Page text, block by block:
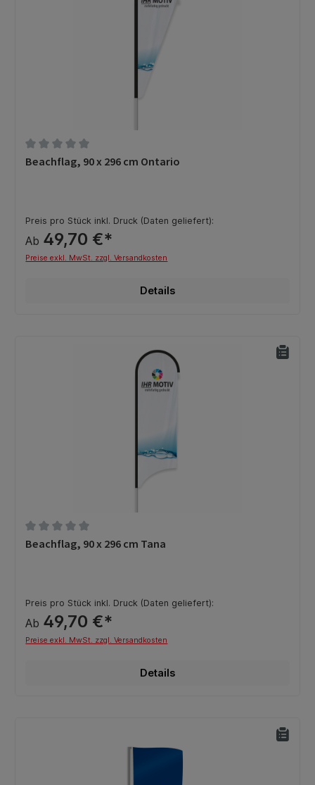
Durchschnittliche Bewertung von 0 von 5 Sternen
Beachflag, 90 x 296 cm Ontario
Preis pro Stück inkl. Druck (Daten geliefert):
Ab 49,70 €*
Preise exkl. MwSt. zzgl. Versandkosten
Details
Durchschnittliche Bewertung von 0 von 5 Sternen
Beachflag, 90 x 296 cm Tana
Preis pro Stück inkl. Druck (Daten geliefert):
Ab 49,70 €*
Preise exkl. MwSt. zzgl. Versandkosten
Details